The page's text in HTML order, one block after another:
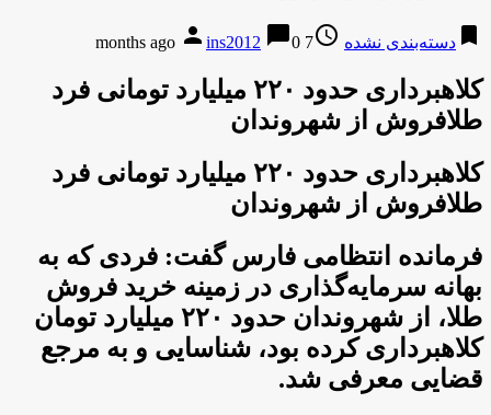
bookmark دسته‌بندی نشده access_time
7 months ago
person ins2012 chat_bubble0
کلاهبرداری حدود ۲۲۰ میلیارد تومانی فرد
طلافروش از شهروندان
کلاهبرداری حدود ۲۲۰ میلیارد تومانی فرد
طلافروش از شهروندان
فرمانده انتظامی فارس گفت: فردی که به
بهانه سرمایه‌گذاری در زمینه خرید فروش
طلا، از شهروندان حدود ۲۲۰ میلیارد تومان
کلاهبرداری کرده بود، شناسایی و به مرجع
قضایی معرفی شد.